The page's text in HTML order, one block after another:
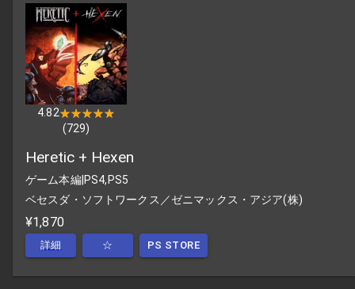
4.82★★★★★
★★★★★
(729)
Heretic + Hexen
ゲーム本編| PS4,PS5
ベセスダ・ソフトワークス／ゼニマックス・アジア(株)
¥1,870
詳細 ☆ PS STORE